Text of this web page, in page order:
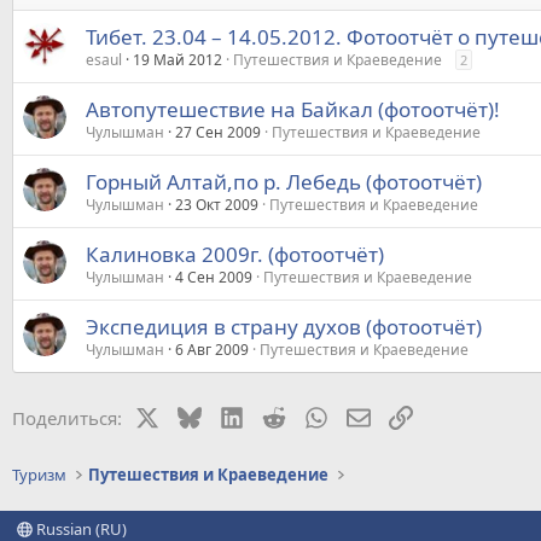
Тибет. 23.04 – 14.05.2012. Фотоотчёт о
esaul 19 Май 2012 Путешествия и Краеведение 2
Автопутешествие на Байкал (фотоотчёт)!
Чулышман 27 Сен 2009 Путешествия и Краеведение
Горный Алтай,по р. Лебедь (фотоотчёт)
Чулышман 23 Окт 2009 Путешествия и Краеведение
Калиновка 2009г. (фотоотчёт)
Чулышман 4 Сен 2009 Путешествия и Краеведение
Экспедиция в страну духов (фотоотчёт)
Чулышман 6 Авг 2009 Путешествия и Краеведение
Поделиться: BlueskyLinkedIn
Reddit WhatsApp
Электронная почта
Ссылка
Туризм Путешествия и Краеведение
Russian (RU)